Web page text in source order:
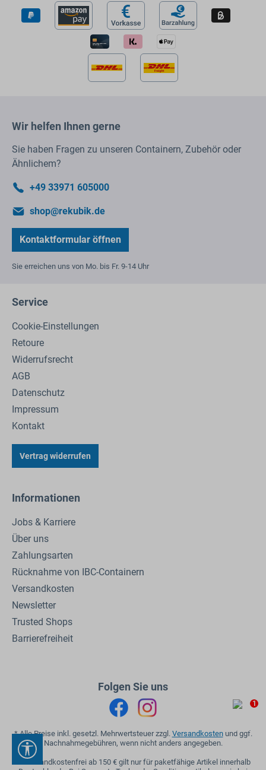
Wir helfen Ihnen gerne
Sie haben Fragen zu unseren Containern, Zubehör oder
Ähnlichem?
+49 33971 605000
shop@rekubik.de
Kontaktformular öffnen
Sie erreichen uns von Mo. bis Fr. 9-14 Uhr
Service
Cookie-Einstellungen
Retoure
Widerrufsrecht
AGB
Datenschutz
Impressum
Kontakt
Vertrag widerrufen
Informationen
Jobs & Karriere
Über uns
Zahlungsarten
Rücknahme von IBC-Containern
Versandkosten
Newsletter
Trusted Shops
Barrierefreiheit
Folgen Sie uns
* Alle Preise inkl. gesetzl. Mehrwertsteuer zzgl. Versandkostenund ggf.
Nachnahmegebühren, wenn nicht anders angegeben.
** Versandkostenfrei ab 150 € gilt nur für paketfähige Artikel innerhalb
Werkzeugleiste anzeigen
1